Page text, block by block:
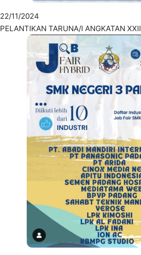
22/11/2024
PELANTIKAN TARUNA/I ANGKATAN XXII